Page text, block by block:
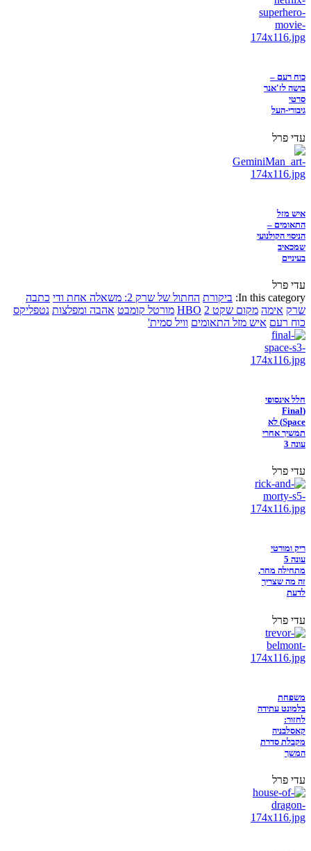
כוח רעם –
בושה לז'אנר
סרטי
גיבורי-העל
עדי פרל
איש מזל
התאומים –
הניסוי הקולנועי
שמכאיב
בעיניים
עדי פרל
In this category: ביקורת החתול של שרק 2: משאלה אחת ודי
כתבה
שרק אימה מקום שקט 2 HBO מורטל קומבט אהבה ומפלצות נטפליקס
כוח רעם איש מזל התאומים וויל סמית'
חלל אינסופי
(Final
Space) לא
תמשיך אחרי
עונה 3
עדי פרל
ריק ומורטי
עונה 5
מתחילה מחר,
זה מה שצריך
לדעת
עדי פרל
משפחת
בלמונט עתידה
לחזור:
קאסלבניה
מקבלת סדרת
המשך
עדי פרל